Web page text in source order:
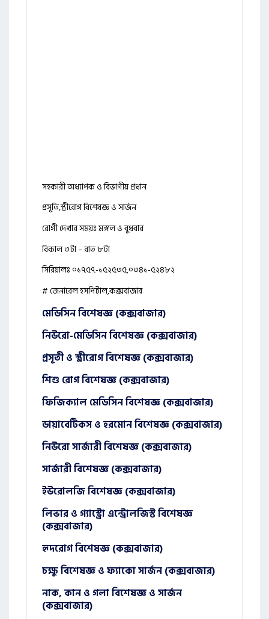
সহকারী অধ্যাপক ও বিভাগীয় প্রধান
প্রসূতি,স্ত্রীরোগ বিশেষজ্ঞ ও সার্জন
রোগী দেখার সময়ঃ মঙ্গল ও বুধবার
বিকাল ৩টা – রাত ৮টা
সিরিয়ালঃ ০১৭৫৭-১৫২৫৩৫,০৩৪১-৫২৪৮২
# জেনারেল হসপিটাল,কক্সবাজার
মেডিসিন বিশেষজ্ঞ (কক্সবাজার)
নিউরো-মেডিসিন বিশেষজ্ঞ (কক্সবাজার)
প্রসূতী ও স্ত্রীরোগ বিশেষজ্ঞ (কক্সবাজার)
শিশু রোগ বিশেষজ্ঞ (কক্সবাজার)
ফিজিক্যাল মেডিসিন বিশেষজ্ঞ (কক্সবাজার)
ডায়াবেটিকস ও হরমোন বিশেষজ্ঞ (কক্সবাজার)
নিউরো সার্জারী বিশেষজ্ঞ (কক্সবাজার)
সার্জারী বিশেষজ্ঞ (কক্সবাজার)
ইউরোলজি বিশেষজ্ঞ (কক্সবাজার)
লিভার ও গ্যাস্ট্রো এন্ট্রোলজিস্ট বিশেষজ্ঞ
(কক্সবাজার)
হৃদরোগ বিশেষজ্ঞ (কক্সবাজার)
চক্ষু বিশেষজ্ঞ ও ফ্যাকো সার্জন (কক্সবাজার)
নাক, কান ও গলা বিশেষজ্ঞ ও সার্জন
(কক্সবাজার)